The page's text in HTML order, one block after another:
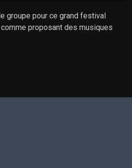
groupe pour ce grand festival
proposant des musiques